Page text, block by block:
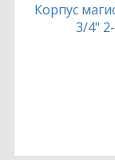
Корпус
3/4"